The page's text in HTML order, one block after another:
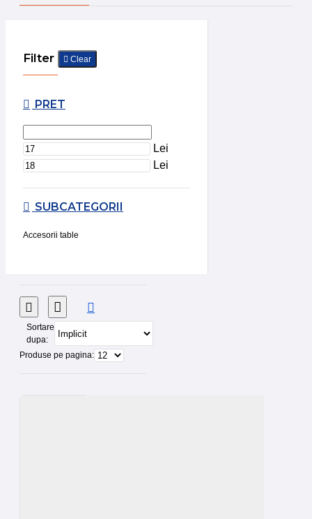
Filter Clear
PRET
Lei
Lei
SUBCATEGORII
Accesorii table
Sortare
dupa:
Produse pe pagina: